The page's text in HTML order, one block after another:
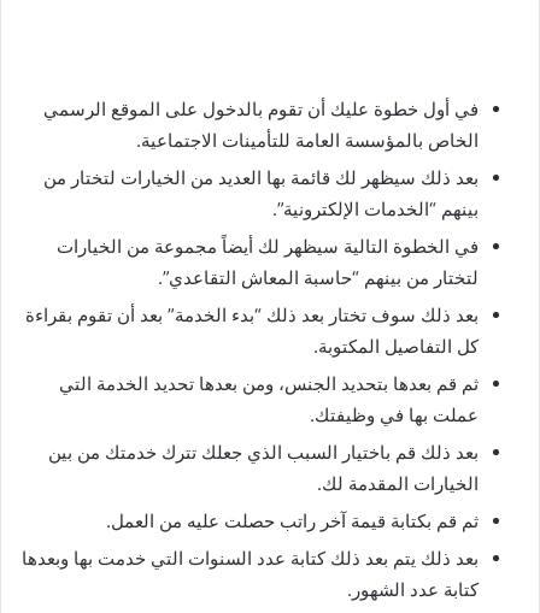
في أول خطوة عليك أن تقوم بالدخول على الموقع الرسمي
الخاص بالمؤسسة العامة للتأمينات الاجتماعية.
بعد ذلك سيظهر لك قائمة بها العديد من الخيارات لتختار من
بينهم “الخدمات الإلكترونية”.
في الخطوة التالية سيظهر لك أيضاً مجموعة من الخيارات
لتختار من بينهم “حاسبة المعاش التقاعدي”.
بعد ذلك سوف تختار بعد ذلك “بدء الخدمة” بعد أن تقوم بقراءة
كل التفاصيل المكتوبة.
ثم قم بعدها بتحديد الجنس، ومن بعدها تحديد الخدمة التي
عملت بها في وظيفتك.
بعد ذلك قم باختيار السبب الذي جعلك تترك خدمتك من بين
الخيارات المقدمة لك.
ثم قم بكتابة قيمة آخر راتب حصلت عليه من العمل.
بعد ذلك يتم بعد ذلك كتابة عدد السنوات التي خدمت بها وبعدها
كتابة عدد الشهور.